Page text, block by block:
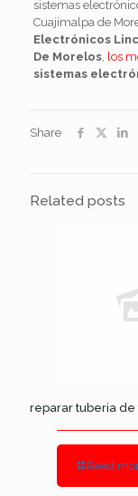
sistemas
Cuajimalpa de
Electrónicos
De Morelos, los
sistemas
Share
Related posts
reparar tuberia de
Read